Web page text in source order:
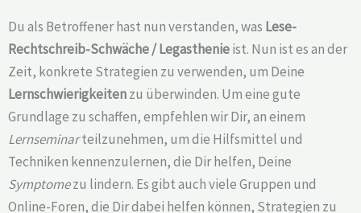
Du als Betroffener hast nun verstanden, was Lese-
Rechtschreib-Schwäche /Legasthenieist. Nun ist es an der
Zeit, konkrete Strategien zu verwenden, um Deine
Lernschwierigkeitenzu überwinden. Um eine gute
Grundlage zu schaffen, empfehlen wir Dir, an einem
Lernseminarteilzunehmen, um die Hilfsmittel und
Techniken kennenzulernen, die Dir helfen, Deine
Symptomezu lindern. Es gibt auch viele Gruppen und
Online-Foren, die Dir dabei helfen können, Strategien zu